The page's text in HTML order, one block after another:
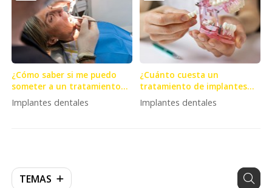
TEMAS
¿Cómo saber si me puedo
someter a un tratamiento
de implantes dentales?
Implantes dentales
¿Cuánto cuesta un
tratamiento de implantes
dentales?
Implantes dentales